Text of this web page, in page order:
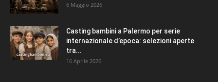
6 Maggio 2026
Casting bambini a Palermo per serie
internazionale d’epoca: selezioni aperte
tra...
16 Aprile 2026